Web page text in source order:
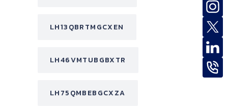
LH13QBRTMGCXEN
LH46VMTUBGBXTR
LH75QMBEBGCXZA